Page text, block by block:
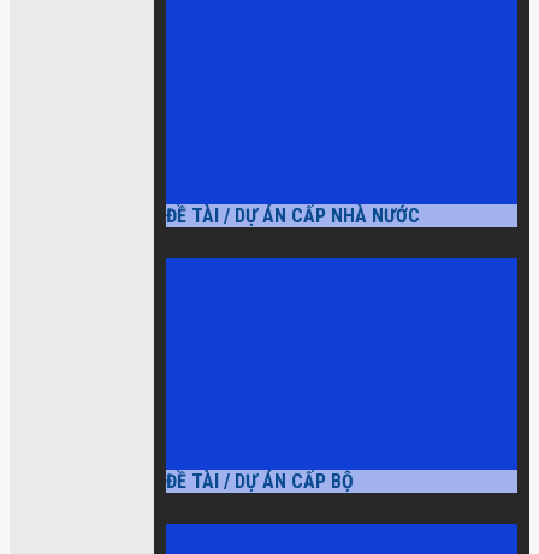
ĐỀ TÀI / DỰ ÁN CẤP NHÀ NƯỚC
ĐỀ TÀI / DỰ ÁN CẤP BỘ